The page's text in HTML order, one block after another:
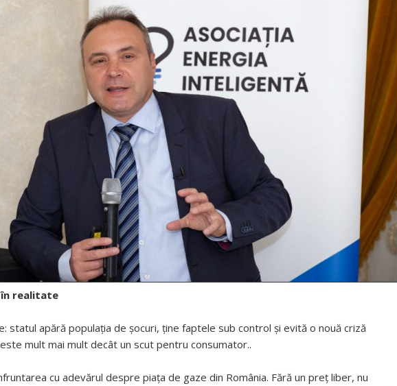
realitate
statul apără populația de șocuri, ține faptele sub control și evită o nouă criză
mult mai mult decât un scut pentru consumator..
cu adevărul despre piața de gaze din România. Fără un preț liber, nu